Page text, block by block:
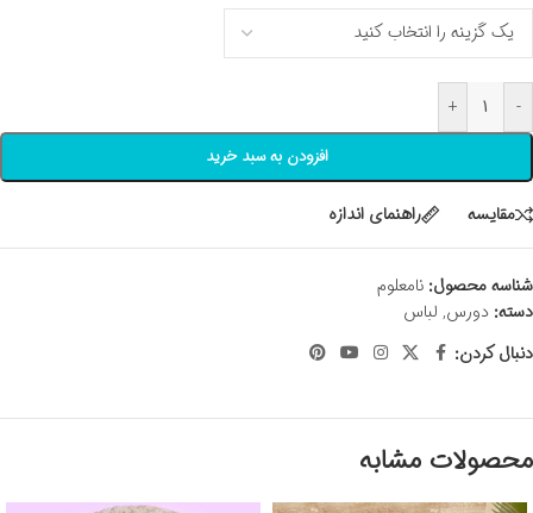
-
+
افزودن به سبد خرید
مقايسه راهنمای اندازه
شناسه محصول: نامعلوم
دسته: دورس, لباس
دنبال کردن:
محصولات مشابه